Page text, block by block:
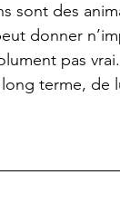
sont des
donner
pas
terme, de